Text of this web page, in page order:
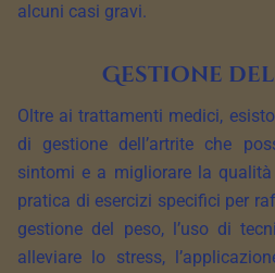
alcuni casi gravi.
Gestione
Oltre ai trattamenti medici,
di gestione dell’artrite che
sintomi e a migliorare la
pratica di esercizi specifici per
gestione del peso, l’uso di
alleviare lo stress,